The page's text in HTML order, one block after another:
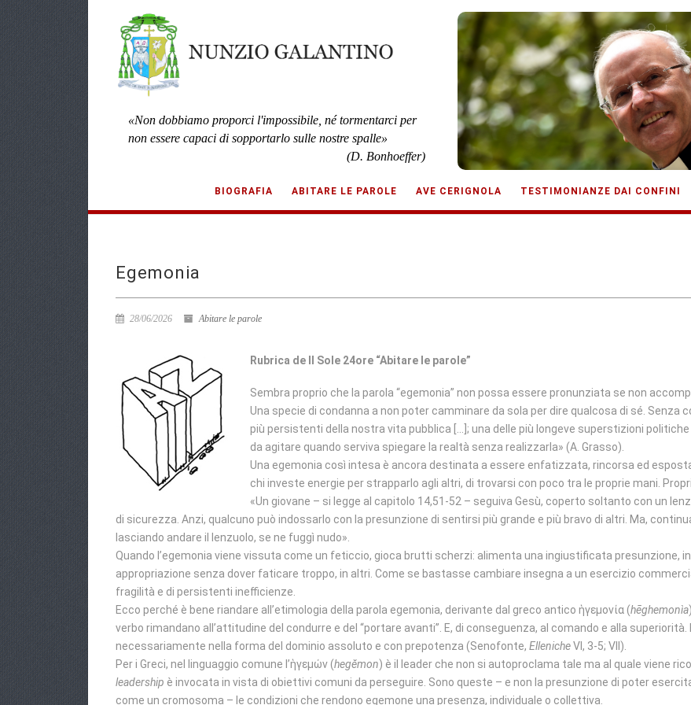
«Non dobbiamo proporci l'impossibile, né tormentarci per
non essere capaci di sopportarlo sulle nostre spalle»
(D. Bonhoeffer)
BIOGRAFIA ABITARE LE PAROLE AVE CERIGNOLA TESTIMONIANZE DAI CONFINI
Egemonia
28/06/2026 Abitare le parole
Rubrica de Il Sole 24ore “Abitare le parole”
Sembra proprio che la parola “egemonia” non possa essere pronunziata se non
Una specie di condanna a non poter camminare da sola per dire qualcosa di sé. Senza
più persistenti della nostra vita pubblica […]; una delle più longeve superstizioni
da agitare quando serviva spiegare la realtà senza realizzarla» (A. Grasso).
Una egemonia così intesa è ancora destinata a essere enfatizzata, rincorsa ed
chi investe energie per strapparlo agli altri, di trovarsi con poco tra le proprie mani.
«Un giovane – si legge al capitolo 14,51-52 – seguiva Gesù, coperto soltanto con un
di sicurezza. Anzi, qualcuno può indossarlo con la presunzione di sentirsi più grande e più bravo di altri. Ma,
lasciando andare il lenzuolo, se ne fuggì nudo».
Quando l’egemonia viene vissuta come un feticcio, gioca brutti scherzi: alimenta una ingiustificata presunzione,
appropriazione senza dover faticare troppo, in altri. Come se bastasse cambiare insegna a un esercizio
fragilità e di persistenti inefficienze.
Ecco perché è bene riandare all’etimologia della parola egemonia, derivante dal greco antico ἡγεμονία (hēghemonìa
verbo rimandano all’attitudine del condurre e del “portare avanti”. E, di conseguenza, al comando e alla
necessariamente nella forma del dominio assoluto e con prepotenza (Senofonte, EllenicheVI, 3-5; VII).
Per i Greci, nel linguaggio comune l’ἡγεμών (hegĕmon) è il leader che non si autoproclama tale ma al quale viene
leadership è invocata in vista di obiettivi comuni da perseguire. Sono queste – e non la presunzione di poter
come un cromosoma – le condizioni che rendono egemone una presenza, individuale o collettiva.